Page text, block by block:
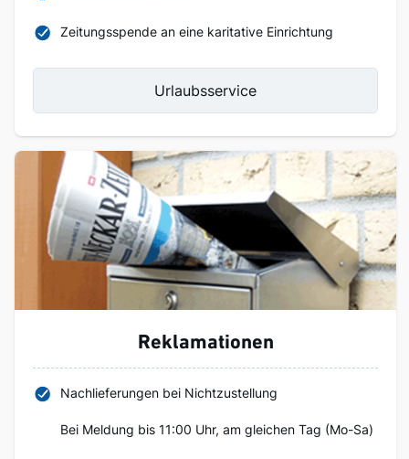
Zeitungsspende an eine karitative Einrichtung
Urlaubsservice
Reklamationen
Nachlieferungen bei Nichtzustellung
Bei Meldung bis 11:00 Uhr, am gleichen Tag (Mo-Sa)